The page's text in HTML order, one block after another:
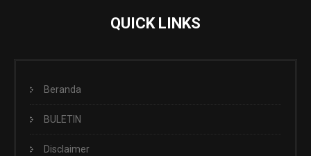
QUICK LINKS
Beranda
BULETIN
Disclaimer